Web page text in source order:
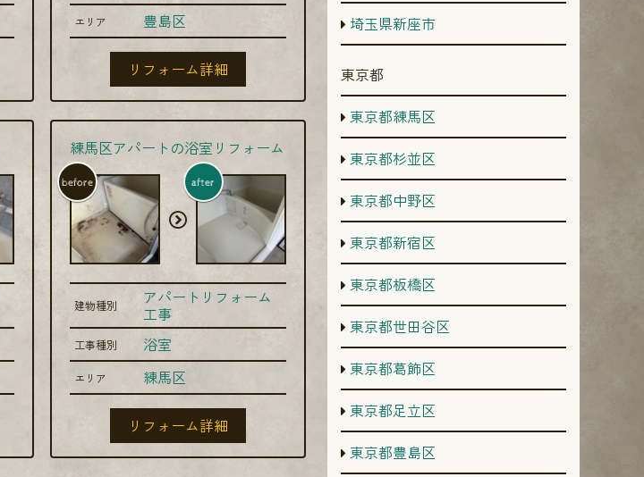
エリア 豊島区
リフォーム詳細
練馬区アパートの浴室リフォーム
before after
建物種別 アパートリフォーム
工事
工事種別 浴室
エリア 練馬区
リフォーム詳細
埼玉県新座市
東京都
東京都練馬区
東京都杉並区
東京都中野区
東京都新宿区
東京都板橋区
東京都世田谷区
東京都葛飾区
東京都足立区
東京都豊島区